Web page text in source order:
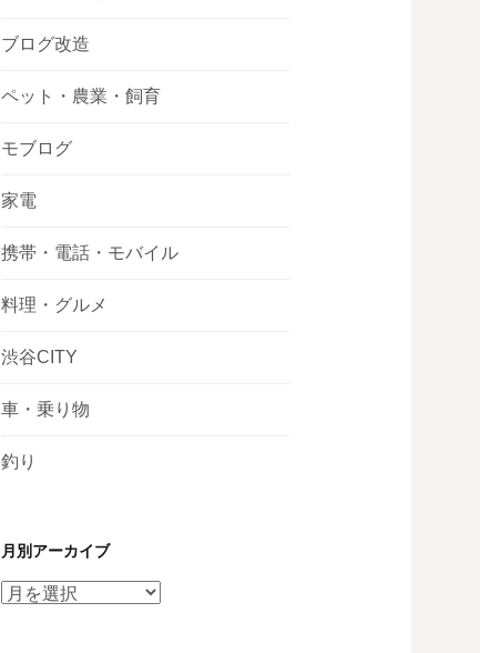
ブログ改造
ペット・農業・飼育
モブログ
家電
携帯・電話・モバイル
料理・グルメ
渋谷CITY
車・乗り物
釣り
月別アーカイブ
月